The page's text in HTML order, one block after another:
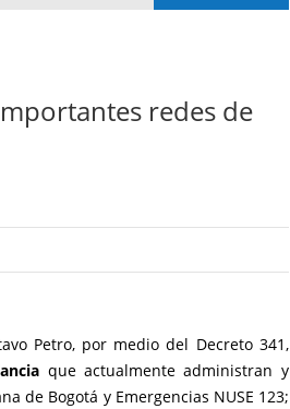
redes de
Petro, por medio del Decreto 341,
que actualmente administran y
de Bogotá y Emergencias NUSE 123;